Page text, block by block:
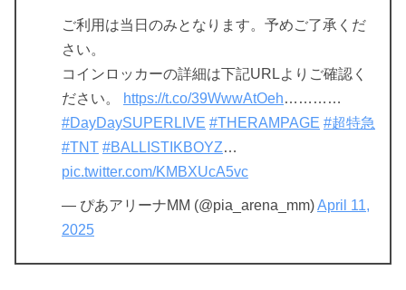
ご利用は当日のみとなります。予めご了承くだ
さい。
コインロッカーの詳細は下記URLよりご確認く
ださい。
https://t.co/39WwwAtOeh…………
#DayDaySUPERLIVE #THERAMPAGE #超特急
#TNT #BALLISTIKBOYZ…
pic.twitter.com/KMBXUcA5vc
— ぴあアリーナMM (@pia_arena_mm)April 11,
2025